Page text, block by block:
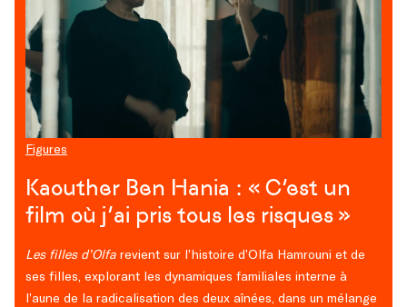
Figures
Kaouther Ben Hania : « C’est un
film où j’ai pris tous les risques »
Les filles d’Olfa revient sur l’histoire d’Olfa Hamrouni et de
ses filles, explorant les dynamiques familiales interne à
l’aune de la radicalisation des deux aînées, dans un mélange